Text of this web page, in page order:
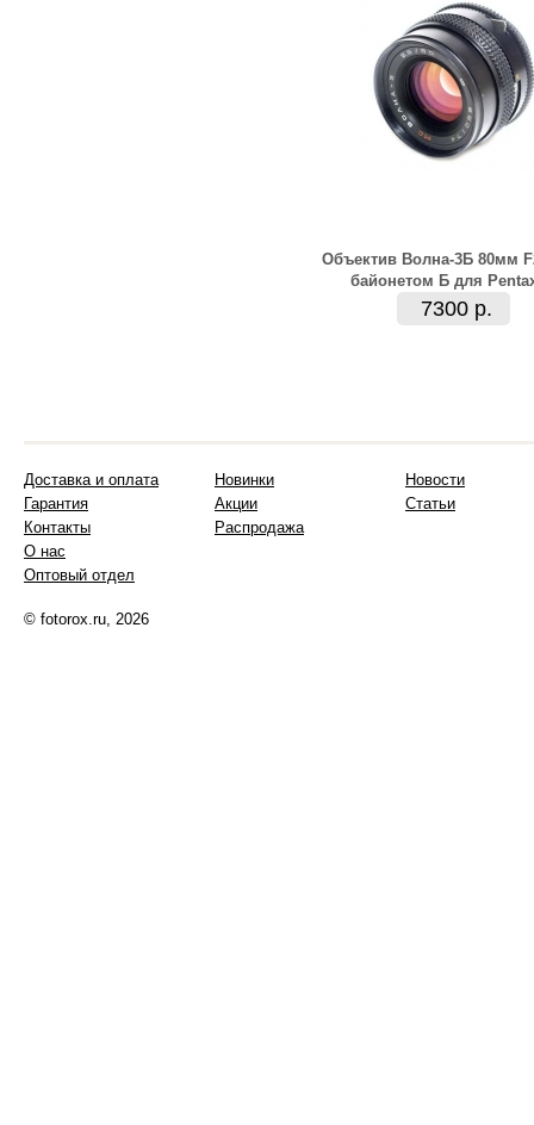
Объектив Волна-3Б 80мм
байонетом Б для
7300 р.
Доставка и оплата
Гарантия
Контакты
О нас
Оптовый отдел
Новинки
Акции
Распродажа
Новости
Статьи
© fotorox.ru, 2026